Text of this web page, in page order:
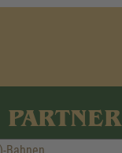
PARTNER